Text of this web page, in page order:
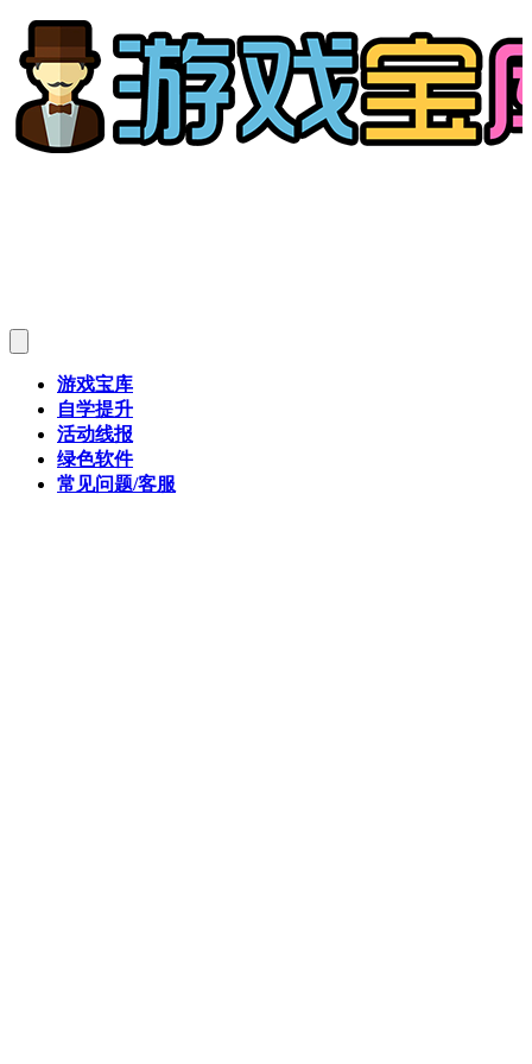
游戏宝库
自学提升
活动线报
绿色软件
常见问题/客服